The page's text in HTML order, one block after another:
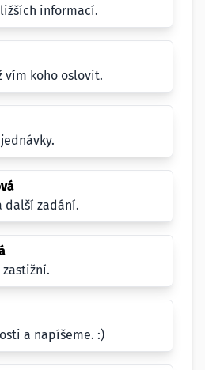
informací.
vím koho oslovit.
další zadání.
zastižní.
a napíšeme. :)